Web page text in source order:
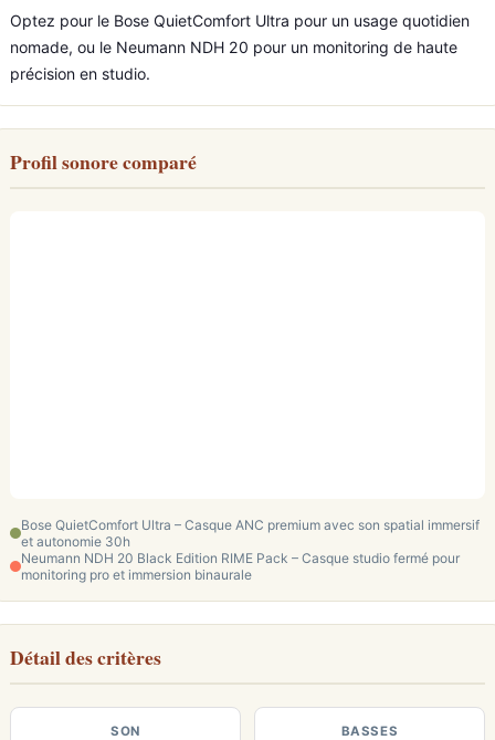
Optez pour le Bose QuietComfort Ultra pour un usage quotidien
nomade, ou le Neumann NDH 20 pour un monitoring de haute
précision en studio.
Profil sonore comparé
Bose QuietComfort Ultra – Casque ANC premium avec son spatial immersif
et autonomie 30h
Neumann NDH 20 Black Edition RIME Pack – Casque studio fermé pour
monitoring pro et immersion binaurale
Détail des critères
SON BASSES